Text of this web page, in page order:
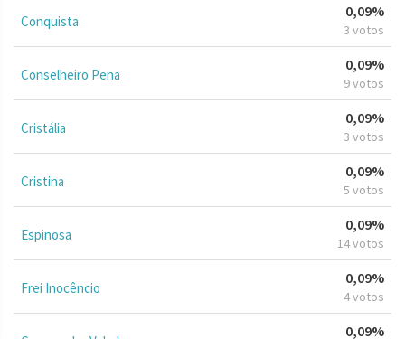
Conquista
0,09%
3 votos
Conselheiro Pena
0,09%
9 votos
Cristália
0,09%
3 votos
Cristina
0,09%
5 votos
Espinosa
0,09%
14 votos
Frei Inocêncio
0,09%
4 votos
0,09%